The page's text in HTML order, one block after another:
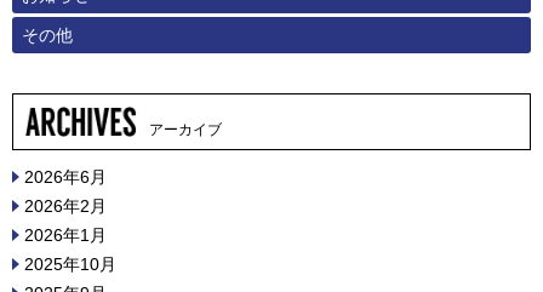
その他
アーカイブ
2026年6月
2026年2月
2026年1月
2025年10月